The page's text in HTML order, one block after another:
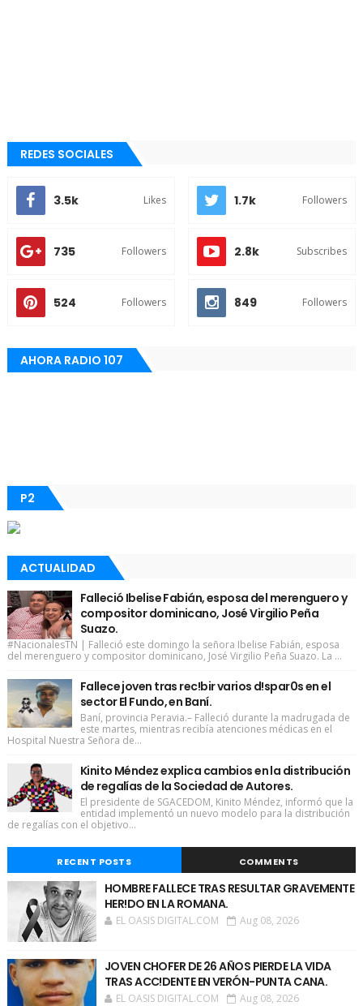
REDES SOCIALES
3.5k Likes 1.7k Followers
735 Followers 2.8k Subscribes
524 Followers 849 Followers
AHORA RADIO 107
P2
ACTUALIDAD
Falleció Ibelise Fabián, esposa del merenguero y
compositor dominicano, José Virgilio Peña
Suazo.
#NacionalesTN | Falleció este domingo la señora Ibelise Fabián, esposa
del merenguero y compositor dominicano, José Virgilio Peña Suazo. La ...
Fallece joven tras rec!bir varios d!spar0s en el
sector El Fundo, en Baní.
Baní, provincia Peravia.– Falleció durante la madrugada de
este martes, mientras recibía atenciones médicas en el
Hospital Nuestra Señora de...
Kinito Méndez explica cambios en la distribución
de regalías de la Sociedad de Autores.
El presidente de SGACEDOM, Kinito Méndez, informó que la
entidad implementó un nuevo modelo para la distribución
de regalías con el objetivo...
RECENT POSTS COMMENTS
HOMBRE FALLECE TRAS RESULTAR GRAVEMENTE
HER!DO EN LA ROMANA.
EL OASIS DIGITAL.COM Aug 08, 2026
JOVEN CHOFER DE 26 AÑOS PIERDE LA VIDA
TRAS ACC!DENTE EN VERÓN-PUNTA CANA.
EL OASIS DIGITAL.COM Aug 08, 2026